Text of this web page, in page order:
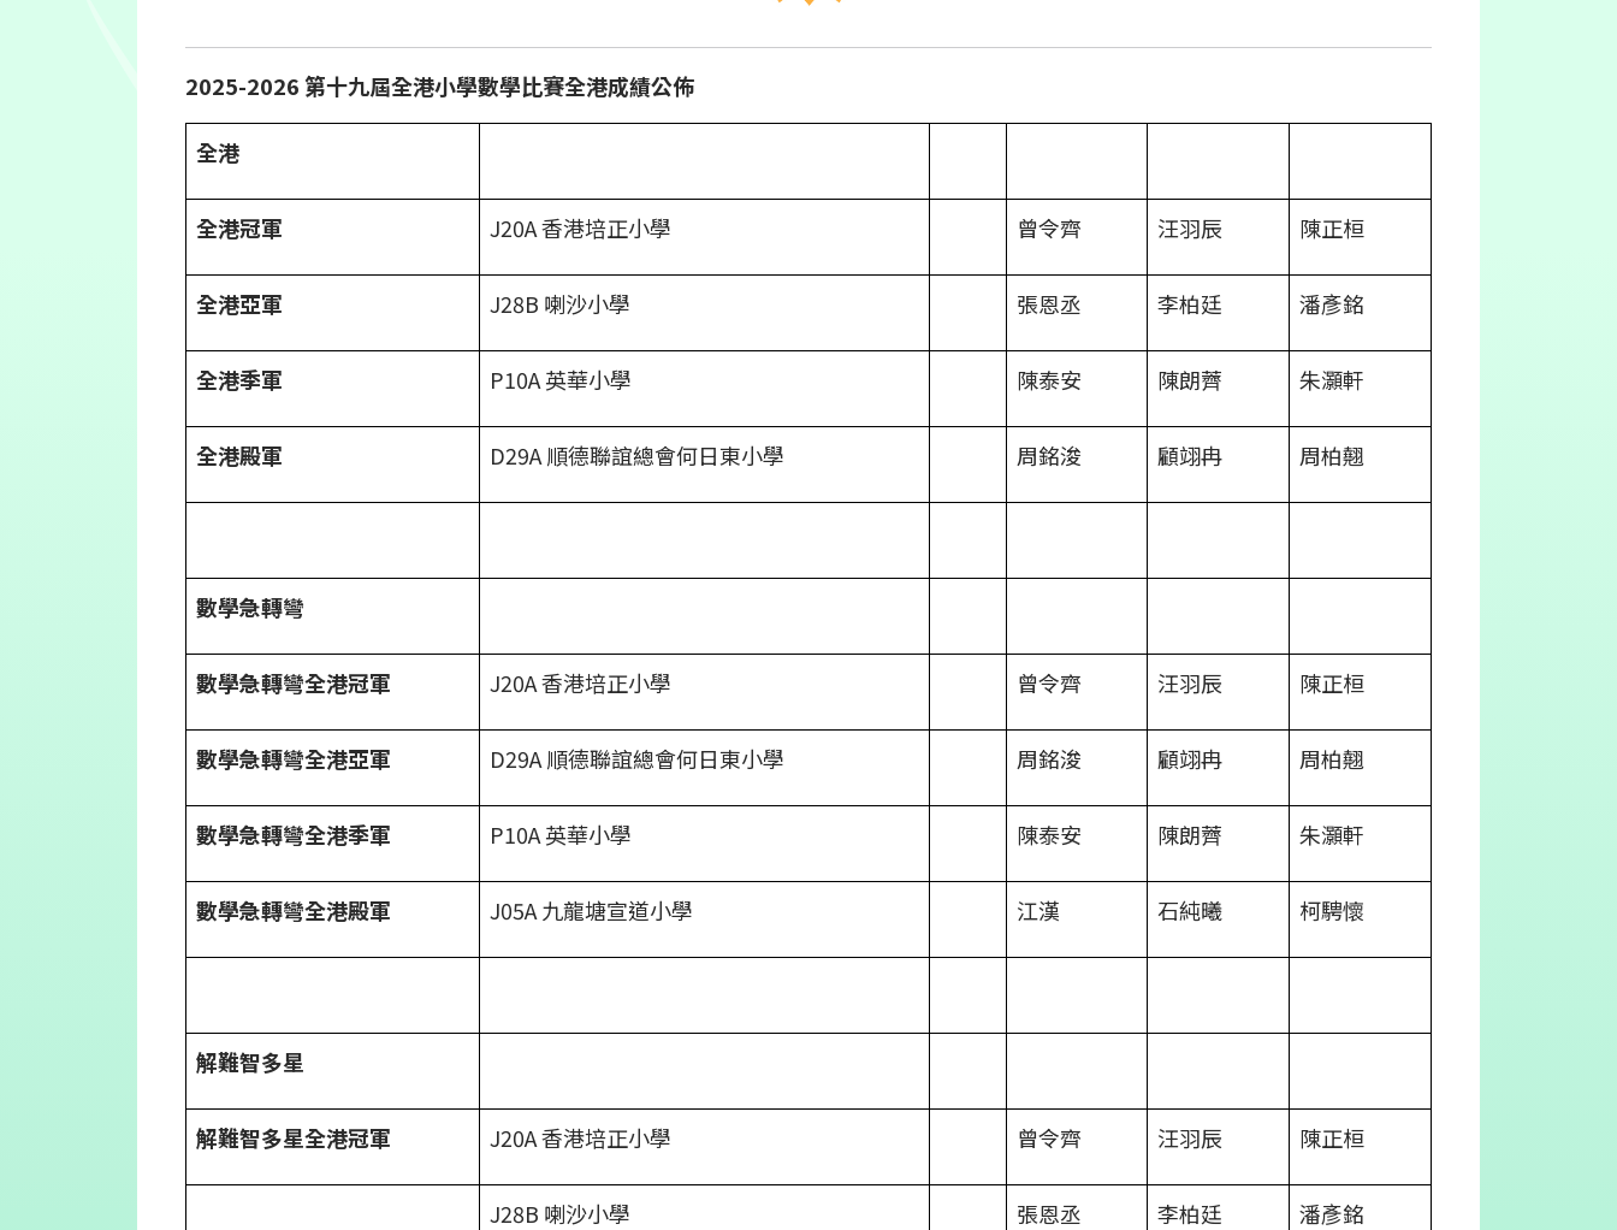
2025-2026第十九屆全港小學數學比賽全港成績公佈
全港
全港冠軍 J20A 香港培正小學 曾令齊 汪羽辰 陳正桓
全港亞軍 J28B 喇沙小學 張恩丞 李柏廷 潘彥銘
全港季軍 P10A 英華小學 陳泰安 陳朗薺 朱灝軒
全港殿軍 D29A 順德聯誼總會何日東小學 周銘浚 顧翊冉 周柏翹
數學急轉彎
數學急轉彎全港冠軍 J20A 香港培正小學 曾令齊 汪羽辰 陳正桓
數學急轉彎全港亞軍 D29A 順德聯誼總會何日東小學 周銘浚 顧翊冉 周柏翹
數學急轉彎全港季軍 P10A 英華小學 陳泰安 陳朗薺 朱灝軒
數學急轉彎全港殿軍 J05A 九龍塘宣道小學 江漢 石純曦 柯騁懷
解難智多星
解難智多星全港冠軍 J20A 香港培正小學 曾令齊 汪羽辰 陳正桓
J28B 喇沙小學 張恩丞 李柏廷 潘彥銘